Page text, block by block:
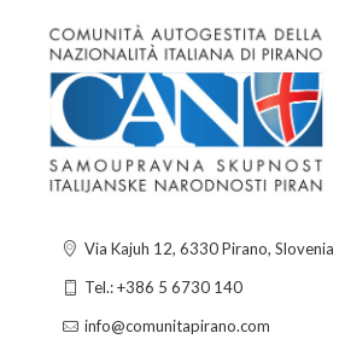
Via Kajuh 12, 6330 Pirano, Slovenia
Tel.: +386 5 6730 140
info@comunitapirano.com